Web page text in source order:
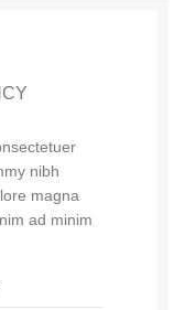
nibh
magna
ad minim